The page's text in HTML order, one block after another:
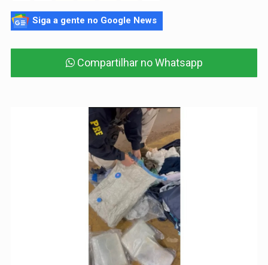
Siga a gente no Google News
Compartilhar no Whatsapp